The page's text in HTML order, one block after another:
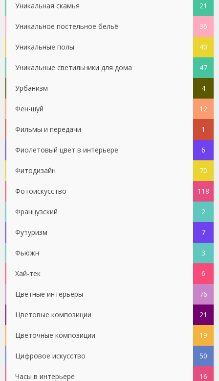
Уникальная скамья 21
Уникальное постельное бельё 36
Уникальные полы 40
Уникальные светильники для дома 47
Урбанизм 4
Фен-шуй 12
Фильмы и передачи 1
Фиолетовый цвет в интерьере 6
Фитодизайн 70
Фотоискусство 118
Французский 2
Футуризм 7
Фьюжн 3
Хай-тек 6
Цветные интерьеры 76
Цветовые композиции 21
Цветочные композиции 19
Цифровое искусство 50
Часы в интерьере 16